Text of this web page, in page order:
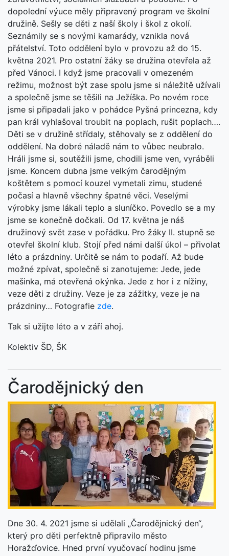
dopolední výuce měly připravený program ve školní
družině. Sešly se děti z naší školy i škol z okolí.
Seznámily se s novými kamarády, vznikla nová
přátelství. Toto oddělení bylo v provozu až do 15.
května 2021. Pro ostatní žáky se družina otevřela až
před Vánoci. I když jsme pracovali v omezeném
režimu, možnost být zase spolu jsme si náležitě užívali
a společně jsme se těšili na Ježíška. Po novém roce
jsme si připadali jako v pohádce Pyšná princezna, kdy
pan král vyhlašoval troubit na poplach, rušit poplach….
Děti se v družině střídaly, stěhovaly se z oddělení do
oddělení. Na dobré náladě nám to vůbec neubralo.
Hráli jsme si, soutěžili jsme, chodili jsme ven, vyráběli
jsme. Koncem dubna jsme velkým čarodějným
koštětem s pomocí kouzel vymetali zimu, studené
počasí a hlavně všechny špatné věci. Veselými
výrobky jsme lákali teplo a sluníčko. Povedlo se a my
jsme se konečně dočkali. Od 17. května je náš
družinový svět zase v pořádku. Pro žáky II. stupně se
otevřel školní klub. Stojí před námi další úkol – přivolat
léto a prázdniny. Určitě se nám to podaří. Až bude
možné zpívat, společně si zanotujeme: Jede, jede
mašinka, má otevřená okýnka. Jede z hor i z nížiny,
veze děti z družiny. Veze je za zážitky, veze je na
prázdniny… Fotografie zde.
Tak si užijte léto a v září ahoj.
Kolektiv ŠD, ŠK
Čarodějnický den
Dne 30. 4. 2021 jsme si udělali „Čarodějnický den“,
který pro děti perfektně připravilo město
Horažďovice. Hned první vyučovací hodinu jsme